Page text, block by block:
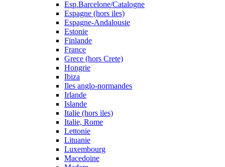
Esp.Barcelone/Catalogne
Espagne (hors iles)
Espagne-Andalousie
Estonie
Finlande
France
Grece (hors Crete)
Hongrie
Ibiza
Iles anglo-normandes
Irlande
Islande
Italie (hors iles)
Italie, Rome
Lettonie
Lituanie
Luxembourg
Macedoine